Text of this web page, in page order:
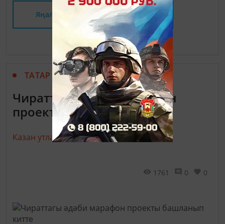
Яңалыклар битенә керегез
ТАТАР МАТБУГАТЫ
Чираттагы әдәби марафон
проекты башланып китте
Казан утлары, 17 июль 2018 - 13:32
1761 0 0